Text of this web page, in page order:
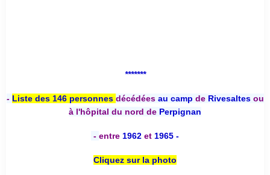
*******
- Liste des 146 personnes décédées au camp deRivesaltesou
à l'hôpital du nord de Perpignan
- entre 1962 et 1965 -
Cliquez sur la photo